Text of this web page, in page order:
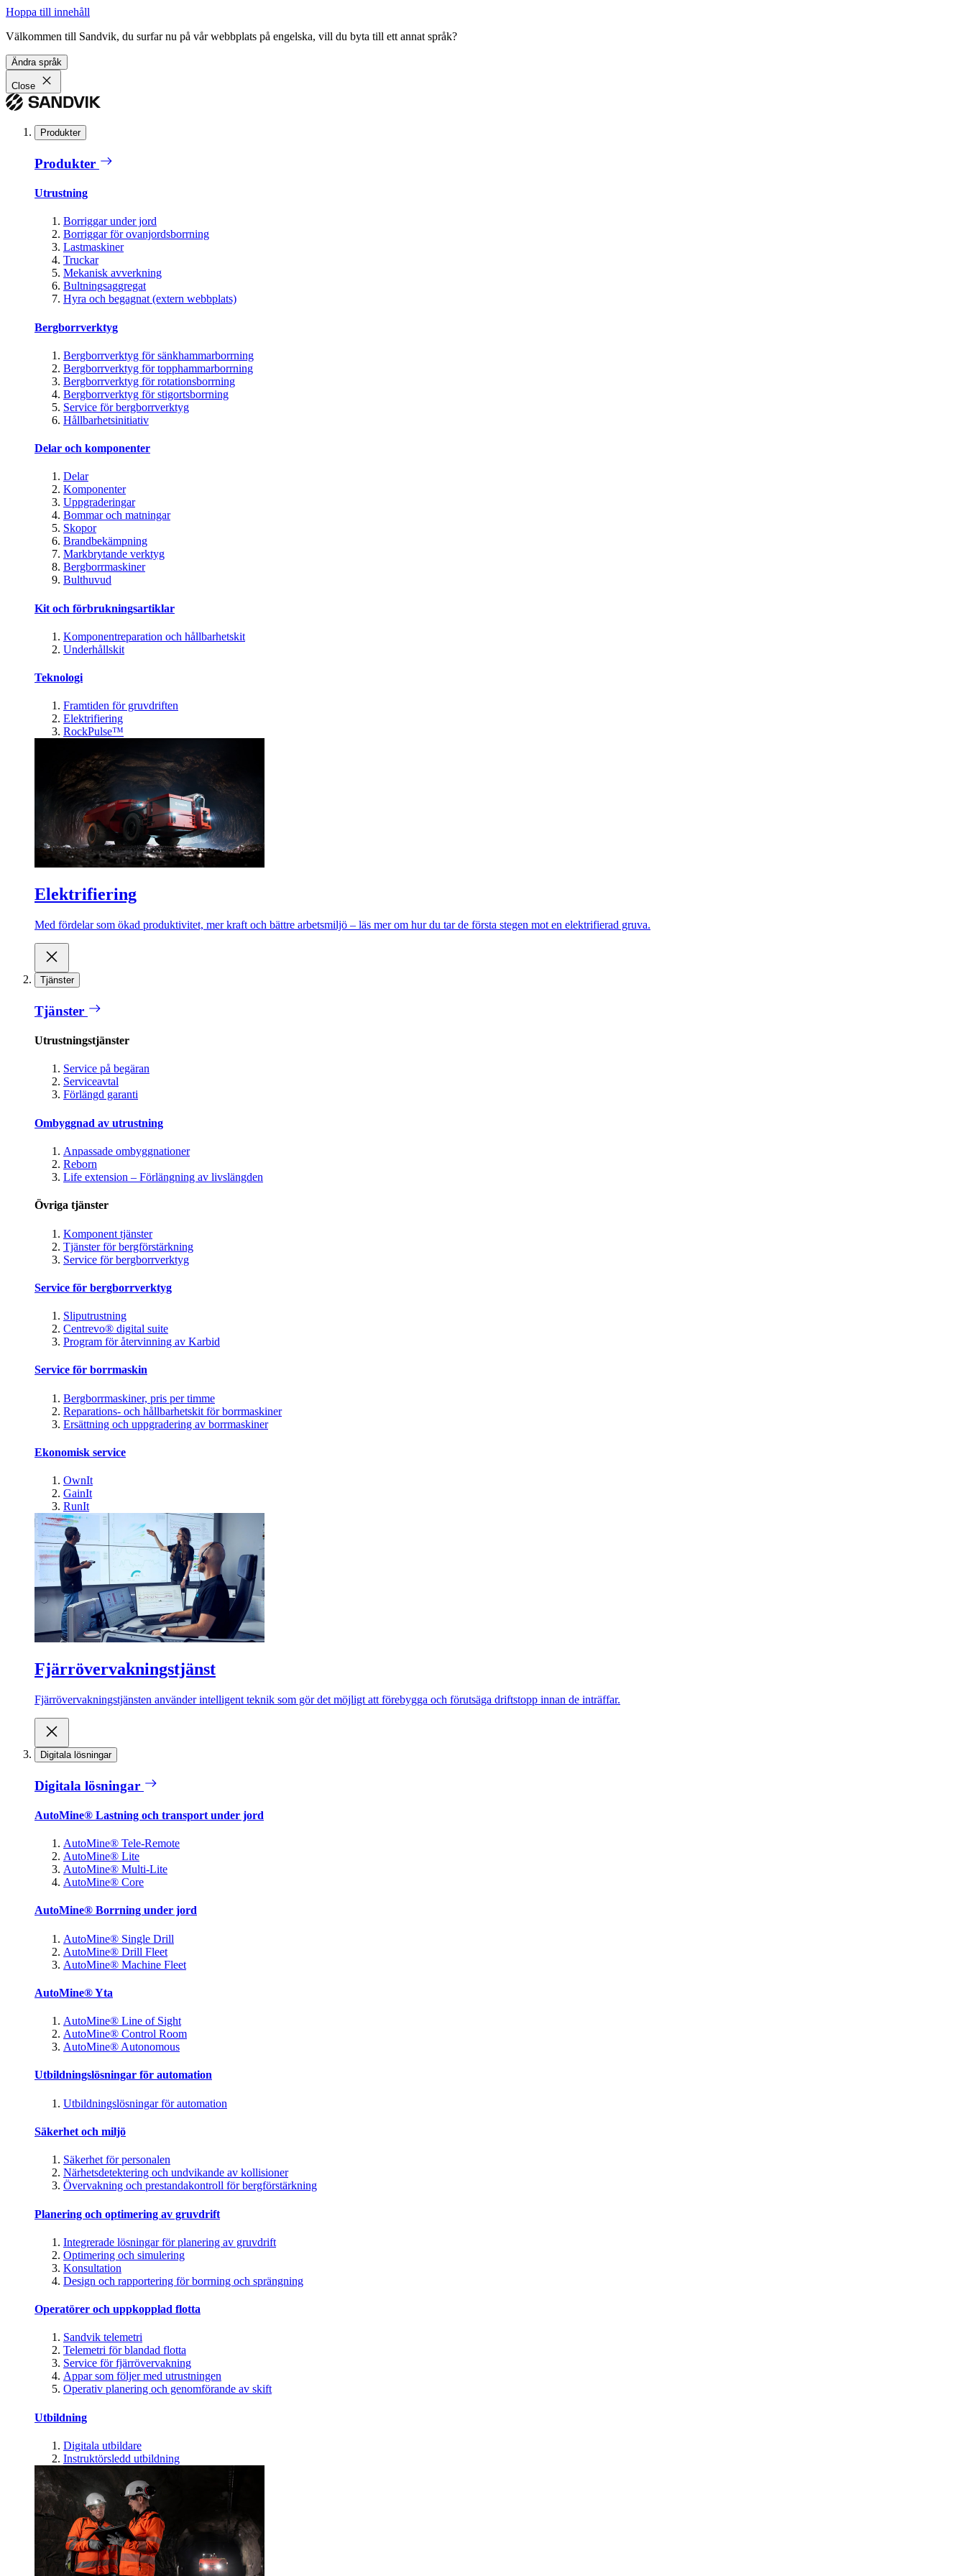
Hoppa till innehåll
Välkommen till Sandvik, du surfar nu på vår webbplats på engelska, vill du byta till ett annat språk?
Ändra språk
Close
Produkter
Produkter
Utrustning
Borriggar under jord
Borriggar för ovanjordsborrning
Lastmaskiner
Truckar
Mekanisk avverkning
Bultningsaggregat
Hyra och begagnat (extern webbplats)
Bergborrverktyg
Bergborrverktyg för sänkhammarborrning
Bergborrverktyg för topphammarborrning
Bergborrverktyg för rotationsborrning
Bergborrverktyg för stigortsborrning
Service för bergborrverktyg
Hållbarhetsinitiativ
Delar och komponenter
Delar
Komponenter
Uppgraderingar
Bommar och matningar
Skopor
Brandbekämpning
Markbrytande verktyg
Bergborrmaskiner
Bulthuvud
Kit och förbrukningsartiklar
Komponentreparation och hållbarhetskit
Underhållskit
Teknologi
Framtiden för gruvdriften
Elektrifiering
RockPulse™
Elektrifiering
Med fördelar som ökad produktivitet, mer kraft och bättre arbetsmiljö – läs mer om hur du tar de första stegen mot en elektrifierad gruva.
Tjänster
Tjänster
Utrustningstjänster
Service på begäran
Serviceavtal
Förlängd garanti
Ombyggnad av utrustning
Anpassade ombyggnationer
Reborn
Life extension – Förlängning av livslängden
Övriga tjänster
Komponent tjänster
Tjänster för bergförstärkning
Service för bergborrverktyg
Service för bergborrverktyg
Sliputrustning
Centrevo® digital suite
Program för återvinning av Karbid
Service för borrmaskin
Bergborrmaskiner, pris per timme
Reparations- och hållbarhetskit för borrmaskiner
Ersättning och uppgradering av borrmaskiner
Ekonomisk service
OwnIt
GainIt
RunIt
Fjärrövervakningstjänst
Fjärrövervakningstjänsten använder intelligent teknik som gör det möjligt att förebygga och förutsäga driftstopp innan de inträffar.
Digitala lösningar
Digitala lösningar
AutoMine® Lastning och transport under jord
AutoMine® Tele-Remote
AutoMine® Lite
AutoMine® Multi-Lite
AutoMine® Core
AutoMine® Borrning under jord
AutoMine® Single Drill
AutoMine® Drill Fleet
AutoMine® Machine Fleet
AutoMine® Yta
AutoMine® Line of Sight
AutoMine® Control Room
AutoMine® Autonomous
Utbildningslösningar för automation
Utbildningslösningar för automation
Säkerhet och miljö
Säkerhet för personalen
Närhetsdetektering och undvikande av kollisioner
Övervakning och prestandakontroll för bergförstärkning
Planering och optimering av gruvdrift
Integrerade lösningar för planering av gruvdrift
Optimering och simulering
Konsultation
Design och rapportering för borrning och sprängning
Operatörer och uppkopplad flotta
Sandvik telemetri
Telemetri för blandad flotta
Service för fjärrövervakning
Appar som följer med utrustningen
Operativ planering och genomförande av skift
Utbildning
Digitala utbildare
Instruktörsledd utbildning